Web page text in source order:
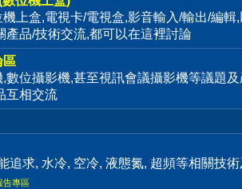
上盒,電視卡/電視盒,影音輸入/輸出/編輯
產品/技術交流,都可以在這裡討論
區
數位攝影機,甚至視訊會議攝影機等議題
互相交流
追求, 水冷, 空冷, 液態氮, 超頻等相關技
告專區